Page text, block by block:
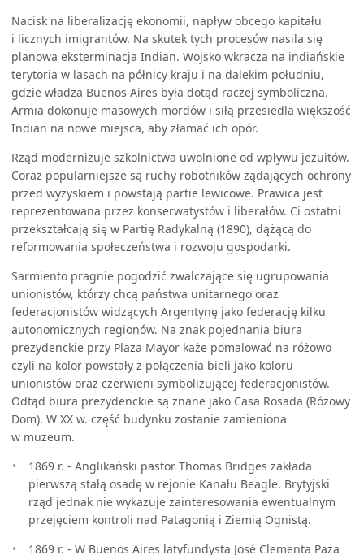
Nacisk na liberalizację ekonomii, napływ obcego kapitału
i licznych imigrantów. Na skutek tych procesów nasila się
planowa eksterminacja Indian. Wojsko wkracza na indiańskie
terytoria w lasach na półnicy kraju i na dalekim południu,
gdzie władza Buenos Aires była dotąd raczej symboliczna.
Armia dokonuje masowych mordów i siłą przesiedla większość
Indian na nowe miejsca, aby złamać ich opór.
Rząd modernizuje szkolnictwa uwolnione od wpływu jezuitów.
Coraz popularniejsze są ruchy robotników żądających ochrony
przed wyzyskiem i powstają partie lewicowe. Prawica jest
reprezentowana przez konserwatystów i liberałów. Ci ostatni
przekształcają się w Partię Radykalną (1890), dążącą do
reformowania społeczeństwa i rozwoju gospodarki.
Sarmiento pragnie pogodzić zwalczające się ugrupowania
unionistów, którzy chcą państwa unitarnego oraz
federacjonistów widzących Argentynę jako federację kilku
autonomicznych regionów. Na znak pojednania biura
prezydenckie przy Plaza Mayor każe pomalować na różowo
czyli na kolor powstały z połączenia bieli jako koloru
unionistów oraz czerwieni symbolizującej federacjonistów.
Odtąd biura prezydenckie są znane jako Casa Rosada (Różowy
Dom). W XX w. część budynku zostanie zamieniona
w muzeum.
1869 r. - Anglikański pastor Thomas Bridges zakłada
pierwszą stałą osadę w rejonie Kanału Beagle. Brytyjski
rząd jednak nie wykazuje zainteresowania ewentualnym
przejęciem kontroli nad Patagonią i Ziemią Ognistą.
1869 r. - W Buenos Aires latyfundysta José Clementa Paza